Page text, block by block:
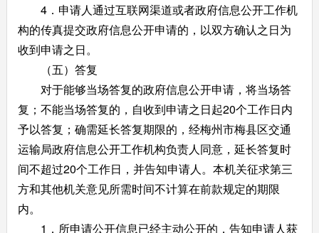
4．申请人通过互联网渠道或者政府信息公开工作机
构的传真提交政府信息公开申请的，以双方确认之日为
收到申请之日。
（五）答复
对于能够当场答复的政府信息公开申请，将当场答
复；不能当场答复的，自收到申请之日起20个工作日内
予以答复；确需延长答复期限的，经梅州市梅县区交通
运输局政府信息公开工作机构负责人同意，延长答复时
间不超过20个工作日，并告知申请人。本机关征求第三
方和其他机关意见所需时间不计算在前款规定的期限
内。
1．所申请公开信息已经主动公开的，告知申请人获